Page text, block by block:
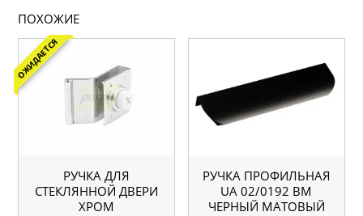
ПОХОЖИЕ
ОЖИДАЕТСЯ
РУЧКА ДЛЯ
СТЕКЛЯННОЙ ДВЕРИ
ХРОМ
РУЧКА ПРОФИЛЬНАЯ
UA 02/0192 BM
ЧЕРНЫЙ МАТОВЫЙ